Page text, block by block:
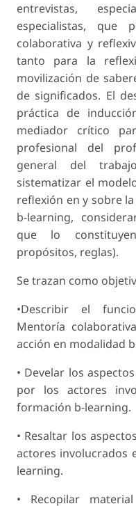
entrevistas,
especialistas, que
colaborativa y
tanto para la
movilización de
de significados. El
práctica de
mediador crítico
profesional del
general del
sistematizar el
reflexión en y sobre
b-learning,
que lo
propósitos, reglas).
Se trazan como
•Describir el
Mentoría
acción en modalidad
• Develar los
por los actores
formación b-learning.
• Resaltar los
actores involucrados
learning.
• Recopilar